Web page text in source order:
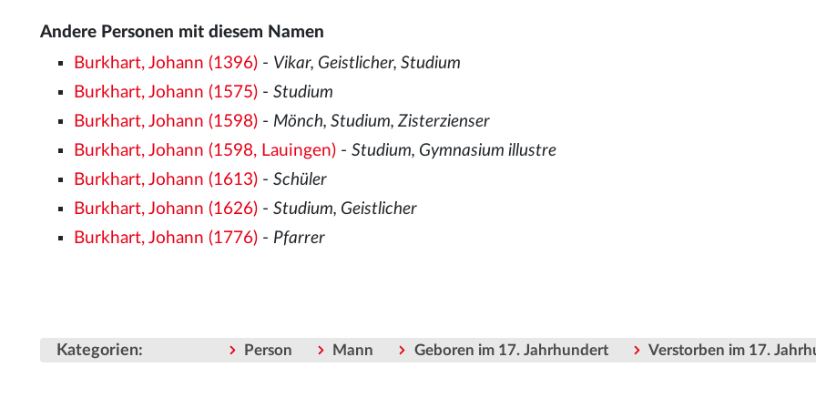
Andere Personen mit diesem Namen
Burkhart, Johann (1396) - Vikar, Geistlicher, Studium
Burkhart, Johann (1575) -Studium
Burkhart, Johann (1598) - Mönch, Studium, Zisterzienser
Burkhart, Johann (1598, Lauingen) -Studium, Gymnasium illustre
Burkhart, Johann (1613) -Schüler
Burkhart, Johann (1626) -Studium, Geistlicher
Burkhart, Johann (1776) - Pfarrer
Kategorien: Person Mann Geboren im 17. Jahrhundert Verstorben im 17.